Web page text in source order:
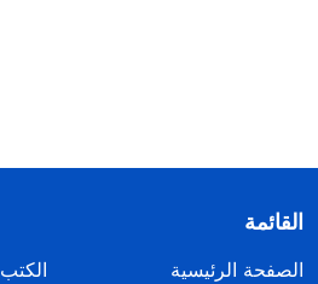
القائمة
الصفحة الرئيسية
الكتب